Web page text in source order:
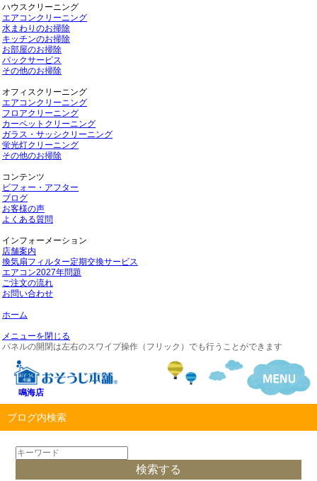
ハウスクリーニング
エアコンクリーニング
水まわりのお掃除
キッチンのお掃除
お部屋のお掃除
パックサービス
その他のお掃除
オフィスクリーニング
エアコンクリーニング
フロアクリーニング
カーペットクリーニング
ガラス・サッシクリーニング
蛍光灯クリーニング
その他のお掃除
コンテンツ
ビフォー・アフター
ブログ
お客様の声
よくある質問
インフォーメーション
店舗案内
換気扇フィルター定期交換サービス
エアコン2027年問題
ご注文の流れ
お問い合わせ
ホーム
メニューを閉じる
パネルの開閉は左右のスワイプ操作（フリック）でも行うことができます
鳴海店
ブログ内検索